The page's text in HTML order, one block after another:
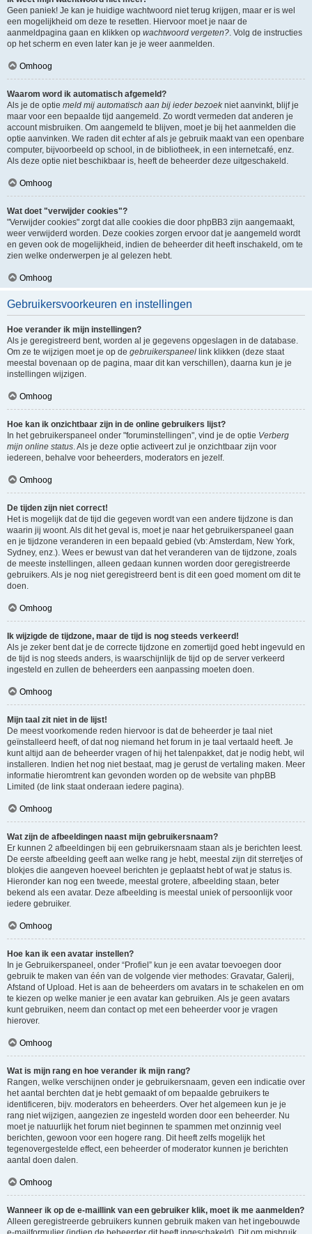
Geen paniek! Je kan je huidige wachtwoord niet terug krijgen, maar er is wel
een mogelijkheid om deze te resetten. Hiervoor moet je naar de
aanmeldpagina gaan en klikken op wachtwoord vergeten?. Volg de instructies
op het scherm en even later kan je je weer aanmelden.
Omhoog
Waarom word ik automatisch afgemeld?
Als je de optie meld mij automatisch aan bij ieder bezoekniet aanvinkt, blijf je
maar voor een bepaalde tijd aangemeld. Zo wordt vermeden dat anderen je
account misbruiken. Om aangemeld te blijven, moet je bij het aanmelden die
optie aanvinken. We raden dit echter af als je gebruik maakt van een openbare
computer, bijvoorbeeld op school, in de bibliotheek, in een internetcafé, enz.
Als deze optie niet beschikbaar is, heeft de beheerder deze uitgeschakeld.
Omhoog
Wat doet "verwijder cookies"?
"Verwijder cookies" zorgt dat alle cookies die door phpBB3 zijn aangemaakt,
weer verwijderd worden. Deze cookies zorgen ervoor dat je aangemeld wordt
en geven ook de mogelijkheid, indien de beheerder dit heeft inschakeld, om te
zien welke onderwerpen je al gelezen hebt.
Omhoog
Gebruikersvoorkeuren en instellingen
Hoe verander ik mijn instellingen?
Als je geregistreerd bent, worden al je gegevens opgeslagen in de database.
Om ze te wijzigen moet je op de gebruikerspaneel link klikken (deze staat
meestal bovenaan op de pagina, maar dit kan verschillen), daarna kun je je
instellingen wijzigen.
Omhoog
Hoe kan ik onzichtbaar zijn in de online gebruikers lijst?
In het gebruikerspaneel onder "foruminstellingen", vind je de optie Verberg
mijn online status. Als je deze optie activeert zul je onzichtbaar zijn voor
iedereen, behalve voor beheerders, moderators en jezelf.
Omhoog
De tijden zijn niet correct!
Het is mogelijk dat de tijd die gegeven wordt van een andere tijdzone is dan
waarin jij woont. Als dit het geval is, moet je naar het gebruikerspaneel gaan
en je tijdzone veranderen in een bepaald gebied (vb: Amsterdam, New York,
Sydney, enz.). Wees er bewust van dat het veranderen van de tijdzone, zoals
de meeste instellingen, alleen gedaan kunnen worden door geregistreerde
gebruikers. Als je nog niet geregistreerd bent is dit een goed moment om dit te
doen.
Omhoog
Ik wijzigde de tijdzone, maar de tijd is nog steeds verkeerd!
Als je zeker bent dat je de correcte tijdzone en zomertijd goed hebt ingevuld en
de tijd is nog steeds anders, is waarschijnlijk de tijd op de server verkeerd
ingesteld en zullen de beheerders een aanpassing moeten doen.
Omhoog
Mijn taal zit niet in de lijst!
De meest voorkomende reden hiervoor is dat de beheerder je taal niet
geïnstalleerd heeft, of dat nog niemand het forum in je taal vertaald heeft. Je
kunt altijd aan de beheerder vragen of hij het talenpakket, dat je nodig hebt, wil
installeren. Indien het nog niet bestaat, mag je gerust de vertaling maken. Meer
informatie hieromtrent kan gevonden worden op de website van phpBB
Limited (de link staat onderaan iedere pagina).
Omhoog
Wat zijn de afbeeldingen naast mijn gebruikersnaam?
Er kunnen 2 afbeeldingen bij een gebruikersnaam staan als je berichten leest.
De eerste afbeelding geeft aan welke rang je hebt, meestal zijn dit sterretjes of
blokjes die aangeven hoeveel berichten je geplaatst hebt of wat je status is.
Hieronder kan nog een tweede, meestal grotere, afbeelding staan, beter
bekend als een avatar. Deze afbeelding is meestal uniek of persoonlijk voor
iedere gebruiker.
Omhoog
Hoe kan ik een avatar instellen?
In je Gebruikerspaneel, onder “Profiel” kun je een avatar toevoegen door
gebruik te maken van één van de volgende vier methodes: Gravatar, Galerij,
Afstand of Upload. Het is aan de beheerders om avatars in te schakelen en om
te kiezen op welke manier je een avatar kan gebruiken. Als je geen avatars
kunt gebruiken, neem dan contact op met een beheerder voor je vragen
hierover.
Omhoog
Wat is mijn rang en hoe verander ik mijn rang?
Rangen, welke verschijnen onder je gebruikersnaam, geven een indicatie over
het aantal berchten dat je hebt gemaakt of om bepaalde gebruikers te
identificeren, bijv. moderators en beheerders. Over het algemeen kun je je
rang niet wijzigen, aangezien ze ingesteld worden door een beheerder. Nu
moet je natuurlijk het forum niet beginnen te spammen met onzinnig veel
berichten, gewoon voor een hogere rang. Dit heeft zelfs mogelijk het
tegenovergestelde effect, een beheerder of moderator kunnen je berichten
aantal doen dalen.
Omhoog
Wanneer ik op de e-maillink van een gebruiker klik, moet ik me aanmelden?
Alleen geregistreerde gebruikers kunnen gebruik maken van het ingebouwde